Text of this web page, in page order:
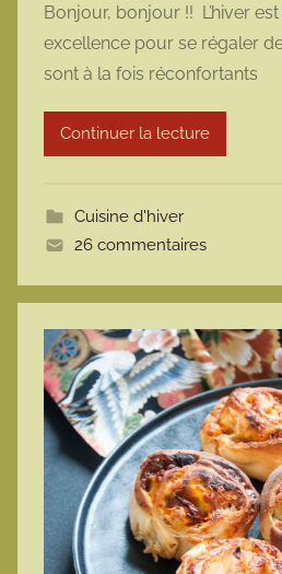
r
m
a
r
Bonjour, bonjour !! L’hiver
excellence pour se régaler
sont à la fois réconfortants
Continuer la lecture
Cuisine d'hiver
26 commentaires